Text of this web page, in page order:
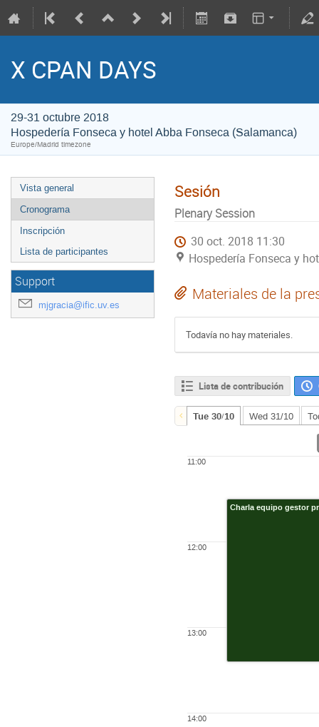
X CPAN DAYS
29-31 octubre 2018
Hospedería Fonseca y hotel Abba Fonseca (Salamanca)
Europe/Madrid timezone
Vista general
Cronograma
Inscripción
Lista de participantes
Support
mjgracia@ific.uv.es
Sesión
Plenary Session
30 oct. 2018 11:30
Hospedería Fonseca y
Materiales de la
Todavía no hay materiales.
Lista de contribución
Tue 30/10 Wed 31/10
11:00
12:00
13:00
14:00
Charla equipo gestor